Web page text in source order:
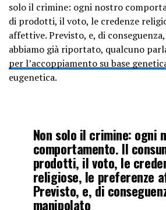
solo il crimine: ogni nostro
di prodotti, il voto, le credenze
affettive. Previsto, e, di
abbiamo già riportato, qualcuno
per l’accoppiamento su base
eugenetica.
Non solo il crimine: ogni
comportamento. Il
prodotti, il voto, le
religiose, le preferenze
Previsto, e, di
manipolato